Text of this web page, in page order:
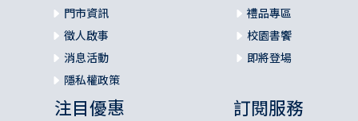
門市資訊
徵人啟事
消息活動
隱私權政策
禮品專區
校園書饗
即將登場
注目優惠 訂閱服務